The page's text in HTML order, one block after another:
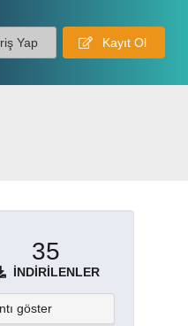
Yap Kayıt Ol
35
İNDIRILENLER
göster